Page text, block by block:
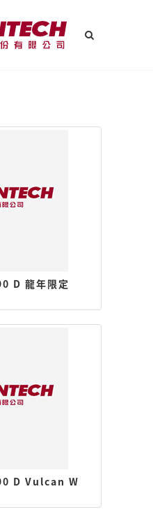
D 龍年限定
D Vulcan W